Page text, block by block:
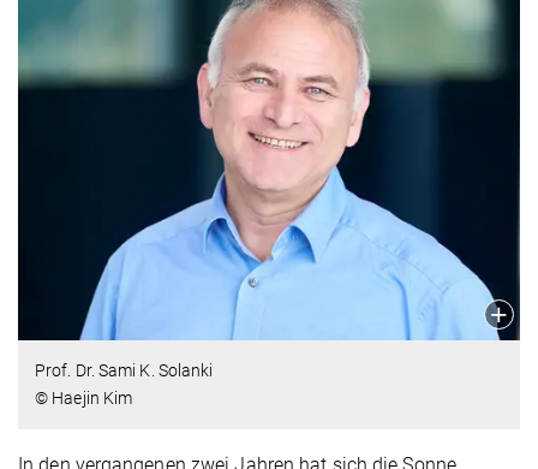
Prof. Dr. Sami K. Solanki
© Haejin Kim